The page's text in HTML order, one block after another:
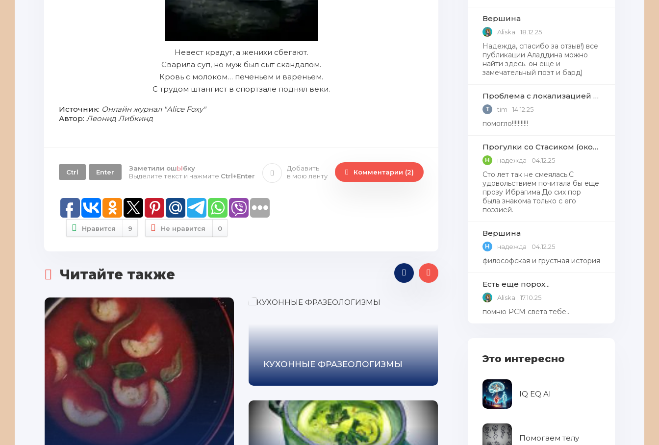
Невест крадут, а женихи сбегают.
Сварила суп, но муж был сыт скандалом.
Кровь с молоком… печеньем и вареньем.
С трудом штангист в спортзале поднял веки.
Источник: Онлайн журнал "Alice Foxy"
Автор: Леонид Либкинд
Ctrl Enter Заметили ошЫбку
Выделите текст и нажмите Ctrl+Enter
Добавить
в мою ленту
Комментарии (2)
Нравится 9 Не нравится 0
Читайте также
КУХОННЫЕ ФРАЗЕОЛОГИЗМЫ
Откуда берутся дети - 2. Взрослые
Вершина
Aliska 18.12.25
Надежда, cпасибо за отзыв!) все
публикации Аладдина можно
найти здесь. он еще и
замечательный поэт и бард)
Проблема с локализацией языков Windows Defender, Microsoft Store в Windows 11
T tim 14.12.25
помогло!!!!!!!!!!!
Прогулки со Стасиком (окончание)
Н надежда 04.12.25
Сто лет так не смеялась.С
удовольствием почитала бы еще
прозу Ибрагима.До сих пор
была знакома только с его
поэзией.
Вершина
Н надежда 04.12.25
философская и грустная история
Есть еще порох...
Aliska 17.10.25
помню РСМ cвета тебе...
Это интересно
IQ EQ AI
Помогаем телу